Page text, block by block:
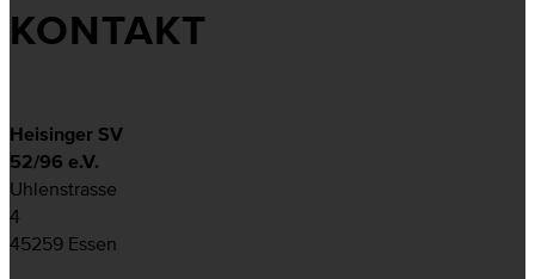
KONTAKT
Heisinger SV
52/96 e.V.
Uhlenstrasse
4
45259 Essen